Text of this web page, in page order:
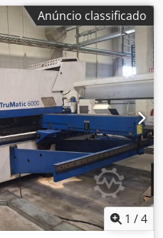
Anúncio classificado
1 /4